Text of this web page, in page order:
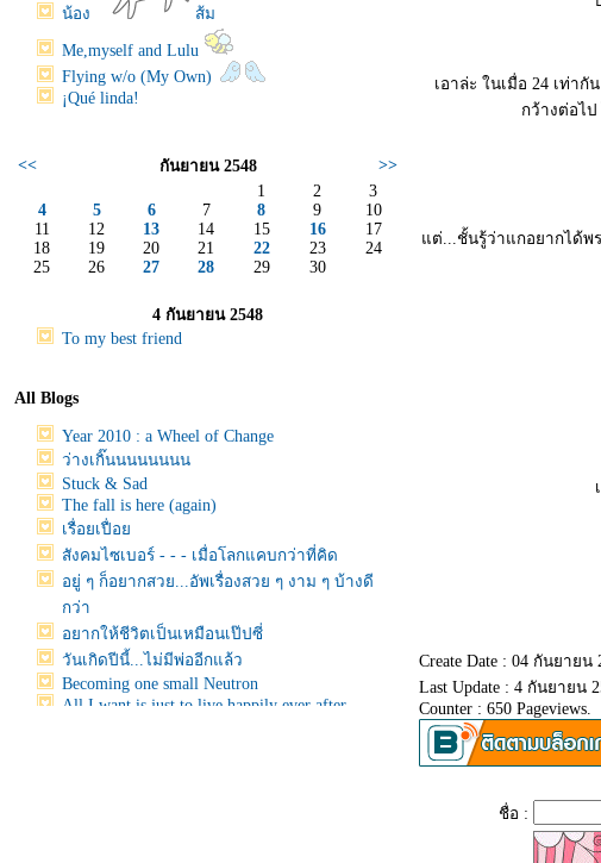
น้อง ส้ม
Me,myself and Lulu
Flying w/o (My Own)
¡Qué linda!
<< กันยายน 2548
>>
1
2
3
4
5 6 7 8 9
10
11
12 13 14 15 16
17
18
19 20 21 22 23
24
25
26 27 28 29 30
4 กันยายน 2548
To my best friend
All Blogs
Year 2010 : a Wheel of Change
ว่างเกิ๊นนนนนนนน
Stuck & Sad
The fall is here (again)
เรื่อยเปื่อ
สังคมไซเบอร์ - - - เมื่อโลกแคบกว่าที่คิด
อยู่ ๆ ก็อยากสวย...อัพเรื่องสวย ๆ งาม ๆ บ้างดี
กว่า
อยากให้ชีวิตเป็นเหมือนเป๊ปซี่
วันเกิดปีนี้...ไม่มีพ่ออีกแล้ว
Becoming one small Neutron
All I want is just to live happily ever after
เอาล่ะ ในเมื่อ 24 เท่า
กว้างต่อไ
ต่...ชั้นรู้ว่าแกอยากได้พ
Create Date : 04 กันยายน
Last Update : 4 กันยายน
Counter : 650 Pageviews.
ชื่อ :